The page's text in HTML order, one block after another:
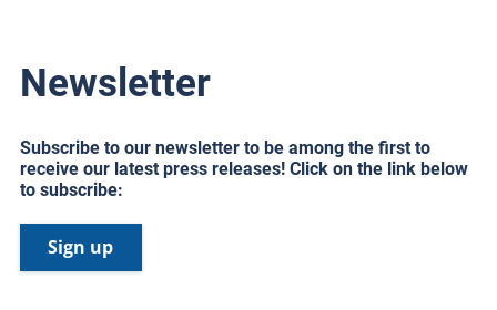
Newsletter
Subscribe to our newsletter to be among the first to
receive our latest press releases! Click on the link below
to subscribe:
Sign up